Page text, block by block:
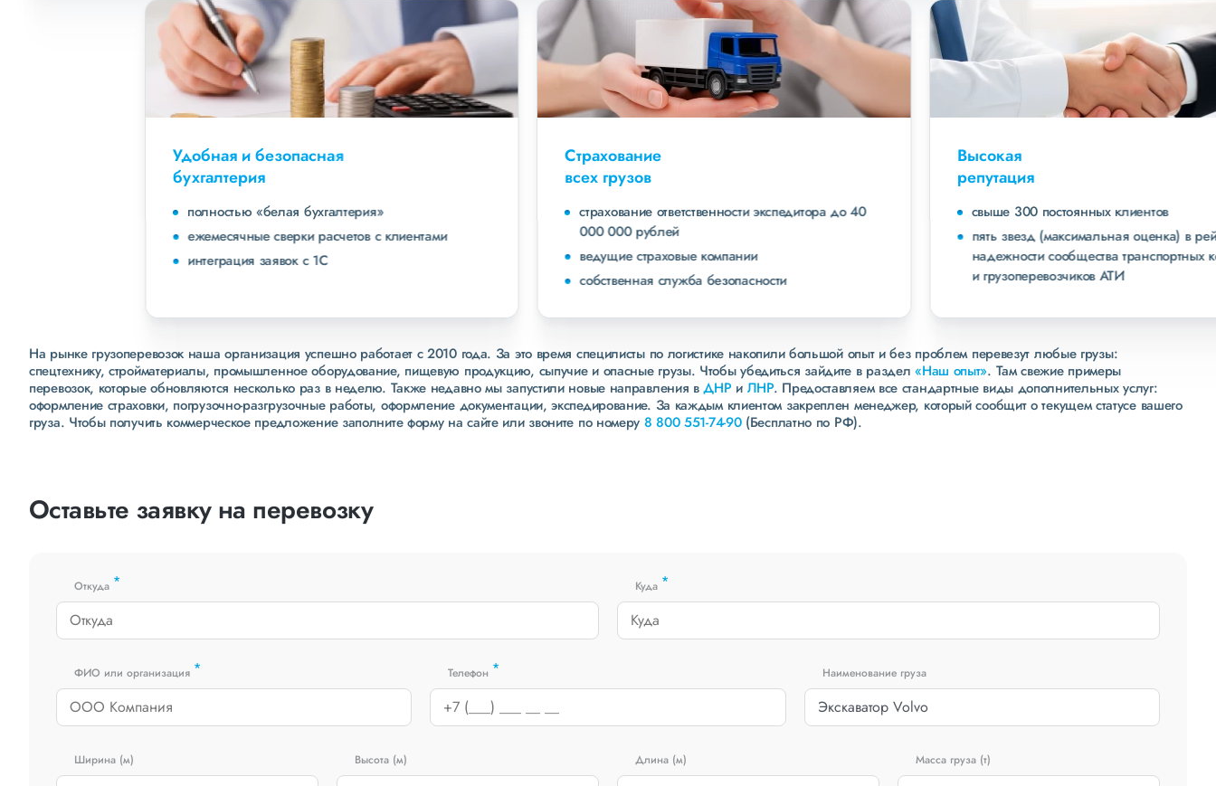
Удобная и безопасная
полностью «белая бухгалтерия»
ежемесячные сверки расчетов с клиентами
интеграция заявок с 1С
страхование ответственности экспедитора до 40
ведущие страховые компании
собственная служба безопасности
свыше 300 постоянных клиентов
пять звезд (максимальная оценка) в рейтинге
надежности сообщества транспортных компаний
и грузоперевозчиков АТИ
На рынке грузоперевозок наша организация успешно работает с 2010 года. За это время специлисты по логистике накопили большой опыт и без проблем перевезут любые грузы:
спецтехнику, стройматериалы, промышленное оборудование, пищевую продукцию, сыпучие и опасные грузы. Чтобы убедиться зайдите в раздел«Наш опыт». Там свежие примеры
перевозок, которые обновляются несколько раз в неделю. Также недавно мы запустили новые направления вДНР и ЛНР. Предоставляем все стандартные виды дополнительных услуг:
оформление страховки, погрузочно-разгрузочные работы, оформление документации, экспедирование. За каждым клиентом закреплен менеджер, который сообщит о текущем статусе вашего
груза. Чтобы получить коммерческое предложение заполните форму на сайте или звоните по номеру 8 800 551-74-90(Бесплатно по РФ).
Оставьте заявку на перевозку
Откуда * Куда *
ФИО или организация * Телефон * Наименование груза
Ширина (м) Высота (м) Длина (м) Масса груза (т)